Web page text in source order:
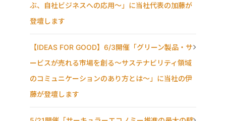
ぶ、自社ビジネスへの応用〜」に当社代表の加藤が
登壇します
【IDEAS FOR GOOD】6/3開催「グリーン製品・サ
ービスが売れる市場を創る〜サステナビリティ領域
のコミュニケーションのあり方とは〜」に当社の伊
藤が登壇します